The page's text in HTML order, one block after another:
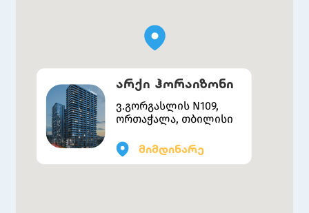
არქი ჰორაიზონი
ვ.გორგასლის N109,
ორთაჭალა, თბილისი
მიმდინარე